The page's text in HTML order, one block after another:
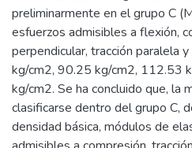
preliminarmente en el grupo C
esfuerzos admisibles a flexión,
perpendicular, tracción paralela
kg/cm2, 90.25 kg/cm2, 112.53
kg/cm2. Se ha concluido que, la
clasificarse dentro del grupo C,
densidad básica, módulos de